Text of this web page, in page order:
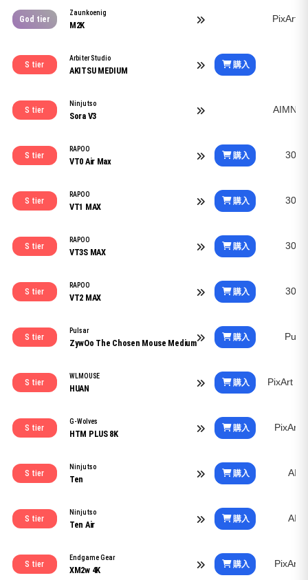
God tier
Zaunkoenig
M2K
PixArt
S tier
Arbiter Studio
AKITSU MEDIUM
購入
S tier
Ninjutso
Sora V3
S tier
RAPOO
VT0 Air Max
購入 30K
S tier
RAPOO
VT1 MAX
購入 30K
S tier
RAPOO
VT3S MAX
購入 30K
S tier
RAPOO
VT2 MAX
購入 30K
S tier
Pulsar
ZywOo The Chosen Mouse Medium
購入
S tier
WLMOUSE
HUAN
購入 PixArt
S tier
G-Wolves
HTM PLUS 8K
購入 PixArt
S tier
Ninjutso
Ten
購入
S tier
Ninjutso
Ten Air
購入
S tier
Endgame Gear
XM2w 4K
購入 PixArt